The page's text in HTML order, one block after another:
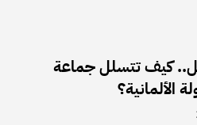
كيف تتسلل جماعة
الألمانية؟